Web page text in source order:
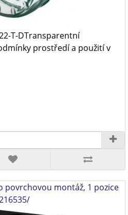
T-DTransparentní
prostředí a použití v
povrchovou montáž, 1 pozice